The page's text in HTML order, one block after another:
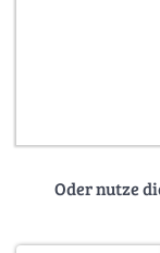
Oder nutze